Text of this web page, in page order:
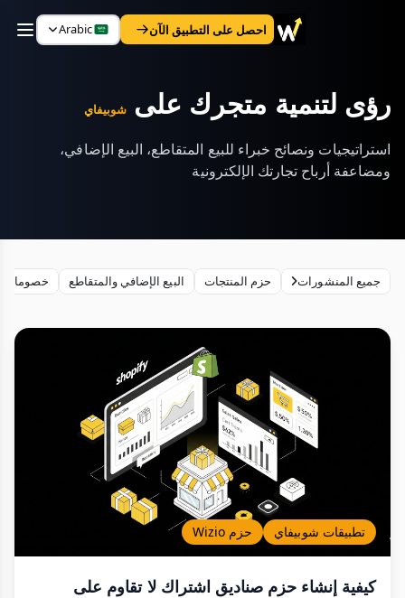
احصل على التطبيق الآن Arabic
رؤى لتنمية متجرك علىشوبيفاي
استراتيجيات ونصائح خبراء للبيع المتقاطع، البيع الإضافي،
ومضاعفة أرباح تجارتك الإلكترونية
جميع المنشورات حزم المنتجات البيع الإضافي والمتقاطع خصومات
تطبيقات شوبيفاي حزم Wizio
كيفية إنشاء حزم صناديق اشتراك لا تقاوم على